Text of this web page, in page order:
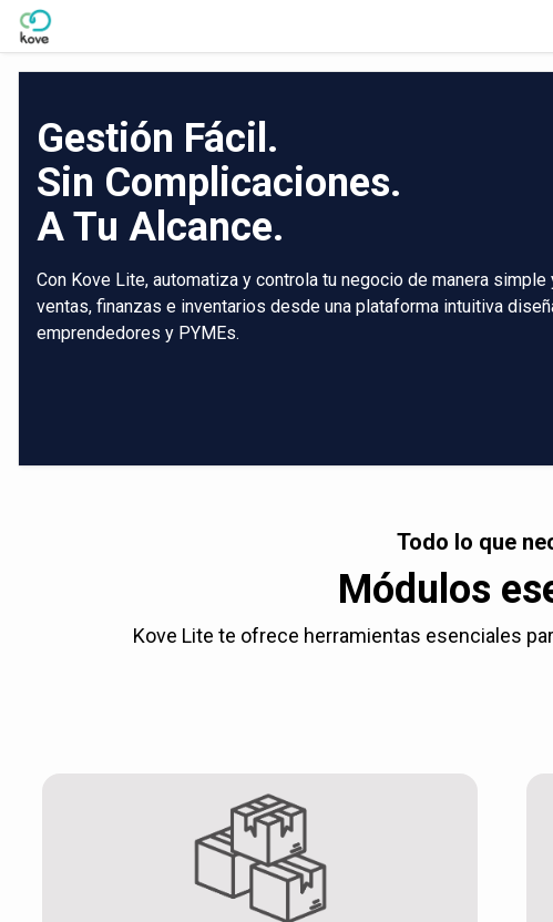
Skip to Main Content
Gestión Fácil.
Sin Complicaciones.
A Tu Alcance.
Con Kove Lite, automatiza y controla tu negocio de manera
ventas, finanzas e inventarios desde una plataforma intuitiva
emprendedores y PYMEs.
Todo lo que
Módulos
Kove Lite te ofrece herramientas esenciales